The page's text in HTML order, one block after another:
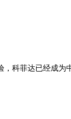
科菲达已经成